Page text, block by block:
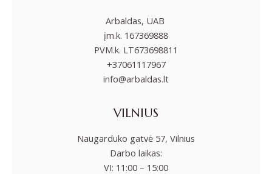
Arbaldas, UAB
įm.k. 167369888
PVM.k. LT673698811
+37061117967
info@arbaldas.lt
VILNIUS
Naugarduko gatvė 57, Vilnius
Darbo laikas:
VI: 11:00 – 15:00